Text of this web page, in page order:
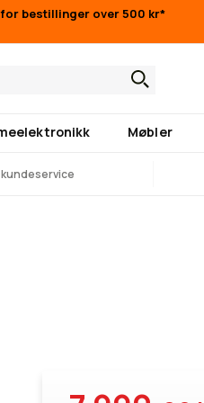
bestillinger over 500 kr*
Møbler
kundeservice